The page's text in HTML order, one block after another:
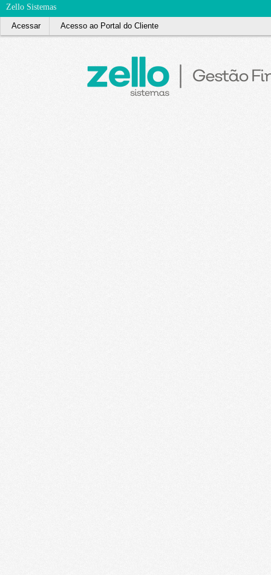
Zello Sistemas
Acessar Acesso ao Portal do Cliente